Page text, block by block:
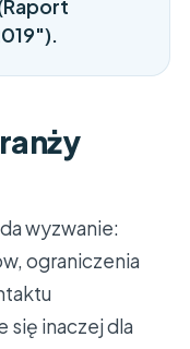
wyzwanie:
ograniczenia
się inaczej dla